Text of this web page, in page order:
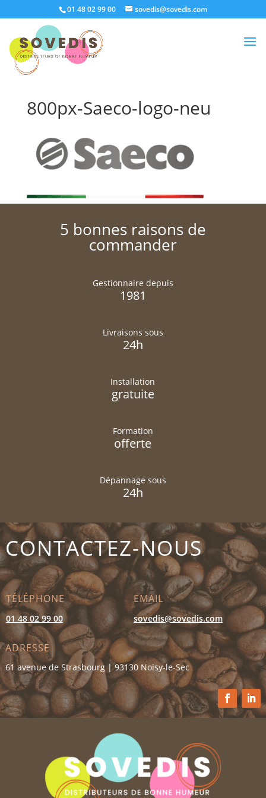
01 48 02 99 00 sovedis@sovedis.com
800px-Saeco-logo-neu
5 bonnes raisons de
commander
Gestionnaire depuis
1981
Livraisons sous
24h
Installation
gratuite
Formation
offerte
Dépannage sous
24h
CONTACTEZ-NOUS
TÉLÉPHONE
01 48 02 99 00
EMAIL
sovedis@sovedis.com
ADRESSE
61 avenue de Strasbourg | 93130 Noisy-le-Sec